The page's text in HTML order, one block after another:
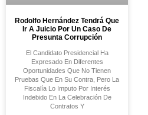
Rodolfo Hernández Tendrá Que
Ir A Juicio Por Un Caso De
Presunta Corrupción
El Candidato Presidencial Ha
Expresado En Diferentes
Oportunidades Que No Tienen
Pruebas Que En Su Contra, Pero La
Fiscalía Lo Imputo Por Interés
Indebido En La Celebración De
Contratos Y